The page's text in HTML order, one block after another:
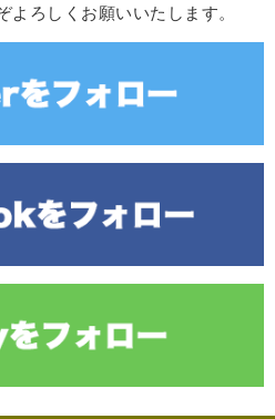
よろしくお願いいたします。